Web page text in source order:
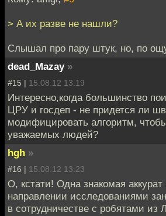
> А их разве не нашли?
Слышал про пару штук, но, по
dead_Mazay »
#15 | 15.08.12 13:19
Интересно,когда большинство
ЦРУ и госдеп - не придется ли
модифицировать алгоритм,
уважаемых людей?
hgh »
#16 | 15.08.12 13:23
О, кстати! Одна знакомая аккурат
направлении исследованиями
в сотрудничестве с робятами из